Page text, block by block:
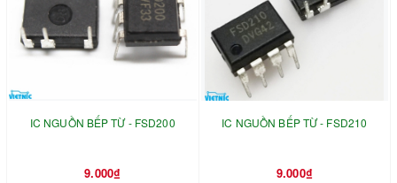
IC NGUỒN BẾP TỪ - FSD200
9.000₫
IC NGUỒN BẾP TỪ - FSD210
9.000₫